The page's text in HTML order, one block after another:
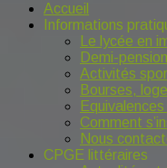
Accueil
Informations
Le lycée en
Demi-pension
Activités
Bourses,
Comment
Nous
CPGE littéraires